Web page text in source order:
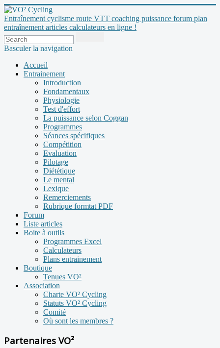
Entraînement cyclisme route VTT coaching puissance forum plan
entraînement articles calculateurs en ligne !
Basculer la navigation
Accueil
Entrainement
Introduction
Fondamentaux
Physiologie
Test d'effort
La puissance selon Coggan
Programmes
Séances spécifiques
Compétition
Evaluation
Pilotage
Diététique
Le mental
Lexique
Remerciements
Rubrique formtat PDF
Forum
Liste articles
Boite à outils
Programmes Excel
Calculateurs
Plans entrainement
Boutique
Tenues VO²
Association
Charte VO² Cycling
Statuts VO² Cycling
Comité
Où sont les membres ?
Partenaires VO²